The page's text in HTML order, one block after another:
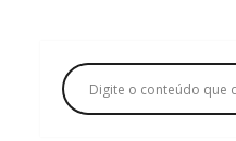
ç
ã